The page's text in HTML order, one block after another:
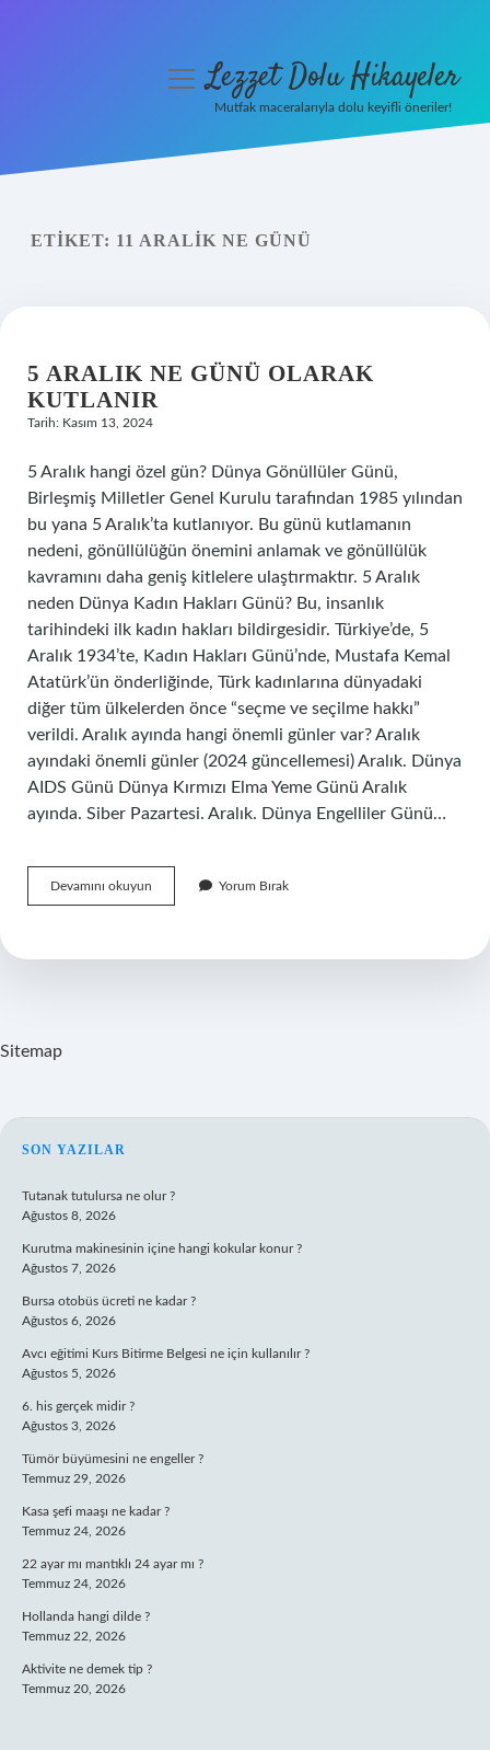
Yasal Uyarı
menüyüLezzet Dolu Hikayeler
Mutfak maceralarıyla dolu keyifli öneriler!
ETIKET: 11 ARALIK NE GÜNÜ
5 ARALIK NE GÜNÜ OLARAK
KUTLANIR
Tarih: Kasım 13, 2024
5 Aralık hangi özel gün? Dünya Gönüllüler Günü,
Birleşmiş Milletler Genel Kurulu tarafından 1985 yılından
bu yana 5 Aralık’ta kutlanıyor. Bu günü kutlamanın
nedeni, gönüllülüğün önemini anlamak ve gönüllülük
kavramını daha geniş kitlelere ulaştırmaktır. 5 Aralık
neden Dünya Kadın Hakları Günü? Bu, insanlık
tarihindeki ilk kadın hakları bildirgesidir. Türkiye’de, 5
Aralık 1934’te, Kadın Hakları Günü’nde, Mustafa Kemal
Atatürk’ün önderliğinde, Türk kadınlarına dünyadaki
diğer tüm ülkelerden önce “seçme ve seçilme hakkı”
verildi. Aralık ayında hangi önemli günler var? Aralık
ayındaki önemli günler (2024 güncellemesi) Aralık. Dünya
AIDS Günü Dünya Kırmızı Elma Yeme Günü Aralık
ayında. Siber Pazartesi. Aralık. Dünya Engelliler Günü…
Devamını okuyun
Aralık
Olarak
Yorum Bırak
Sitemap
SIDEBAR
SON YAZILAR
Tutanak tutulursa ne olur ?
Ağustos 8, 2026
Kurutma makinesinin içine hangi kokular konur ?
Ağustos 7, 2026
Bursa otobüs ücreti ne kadar ?
Ağustos 6, 2026
Avcı eğitimi Kurs Bitirme Belgesi ne için kullanılır ?
Ağustos 5, 2026
6. his gerçek midir ?
Ağustos 3, 2026
Tümör büyümesini ne engeller ?
Temmuz 29, 2026
Kasa şefi maaşı ne kadar ?
Temmuz 24, 2026
22 ayar mı mantıklı 24 ayar mı ?
Temmuz 24, 2026
Hollanda hangi dilde ?
Temmuz 22, 2026
Aktivite ne demek tip ?
Temmuz 20, 2026